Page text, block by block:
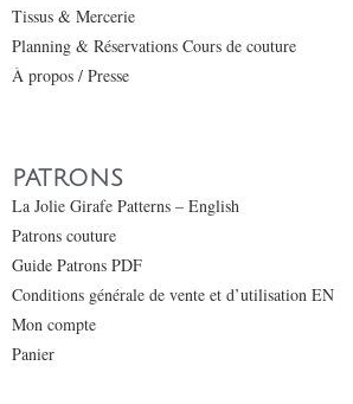
Tissus & Mercerie
Planning & Réservations Cours de couture
À propos / Presse
PATRONS
La Jolie Girafe Patterns – English
Patrons couture
Guide Patrons PDF
Conditions générale de vente et d’utilisation EN
Mon compte
Panier